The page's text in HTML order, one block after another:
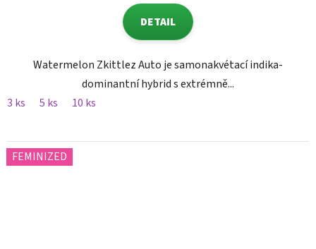
DETAIL
Watermelon Zkittlez Auto je samonakvétací indika-
dominantní hybrid s extrémně...
3 ks
5 ks 10 ks
FEMINIZED